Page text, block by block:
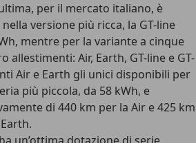
per il mercato italiano, è
versione più ricca, la GT-line
mentre per la variante a cinque
allestimenti: Air, Earth, GT-line e GT-
Air e Earth gli unici disponibili per
più piccola, da 58 kWh, e
di 440 km per la Air e 425 km